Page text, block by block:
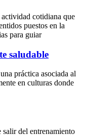
cotidiana que
puestos en la
para guiar
saludable
práctica asociada al
en culturas donde
del entrenamiento